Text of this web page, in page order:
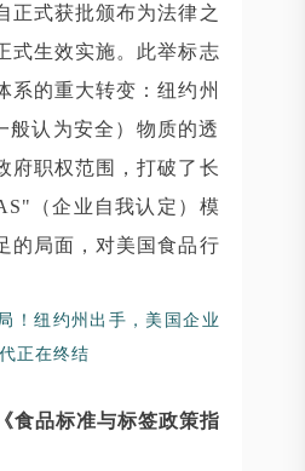
正式获批颁布为法律之
式生效实施。此举标志
系的重大转变：纽约州
般认为安全）物质的透
府职权范围，打破了长
（企业自我认定）模
的局面，对美国食品行
！纽约州出手，美国企业
正在终结
食品标准与标签政策指